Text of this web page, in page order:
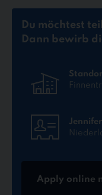
Du möchtest
Dann bewirb
Apply online